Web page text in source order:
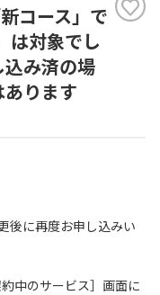
コース」で
は対象でし
み済の場
ります
後に再度お申し込みい
中のサービス］画面に